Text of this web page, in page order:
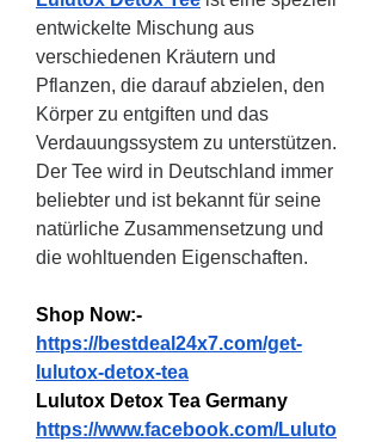
entwickelte Mischung aus
verschiedenen Kräutern und
Pflanzen, die darauf abzielen, den
Körper zu entgiften und das
Verdauungssystem zu unterstützen.
Der Tee wird in Deutschland immer
beliebter und ist bekannt für seine
natürliche Zusammensetzung und
die wohltuenden Eigenschaften.
Shop Now:-
https://bestdeal24x7.com/get-
lulutox-detox-tea
Lulutox Detox Tea Germany
https://www.facebook.com/Luluto